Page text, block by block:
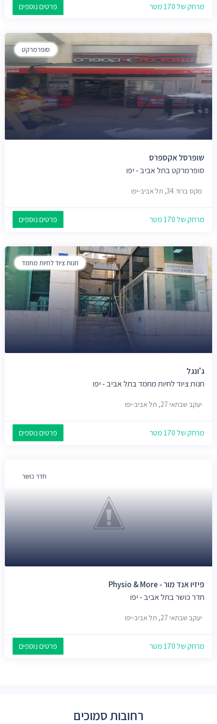
מרחק של 170 מטר פרטים נוספים
סופרמרקט
שופרסל אקספרס
סופרמרקט בתל אביב - יפו
מקס ברוד 34, תל אביב-יפו
מרחק של 170 מטר פרטים נוספים
חנות ציוד לחיות מחמד
ג'ונגל
חנות ציוד לחיות מחמד בתל אביב - יפו
יעקב שבתאי 27, תל אביב-יפו
מרחק של 170 מטר פרטים נוספים
חדר כושר
פיזיו אנד מור - Physio & More
חדר כושר בתל אביב - יפו
יעקב שבתאי 27, תל אביב-יפו
מרחק של 170 מטר פרטים נוספים
רחובות סמוכים